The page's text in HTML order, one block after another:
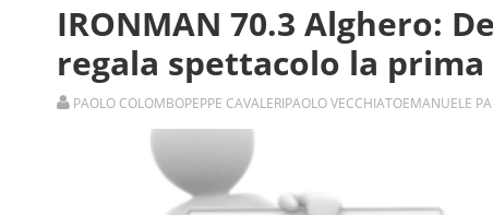
IRONMAN 70.3 Alghero:
regala spettacolo la
PAOLO COLOMBOPEPPE CAVALERIPAOLO VECCHIATOEMANUELE